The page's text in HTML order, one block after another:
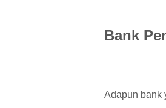
Bank
Adapun bank